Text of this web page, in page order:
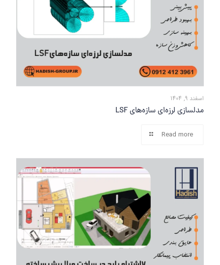
اسفند 9, 1404
مدلسازی لرزه‌ای سازه‌های LSF
Read more